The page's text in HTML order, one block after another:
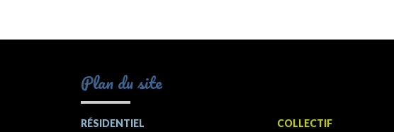
Plan du site
RÉSIDENTIEL COLLECTIF